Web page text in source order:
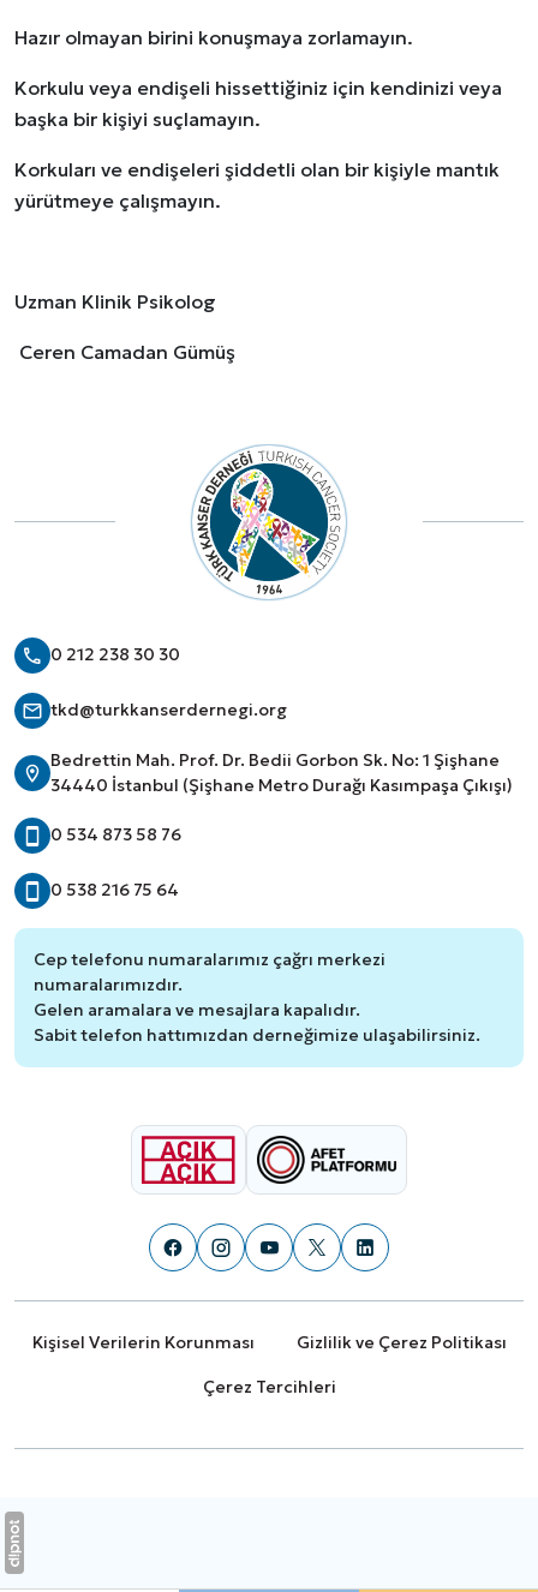
Hazır olmayan birini konuşmaya zorlamayın.
Korkulu veya endişeli hissettiğiniz için kendinizi veya
başka bir kişiyi suçlamayın.
Korkuları ve endişeleri şiddetli olan bir kişiyle mantık
yürütmeye çalışmayın.
Uzman Klinik Psikolog
Ceren Camadan Gümüş
0 212 238 30 30
tkd@turkkanserdernegi.org
Bedrettin Mah. Prof. Dr. Bedii Gorbon Sk. No: 1 Şişhane
34440 İstanbul (Şişhane Metro Durağı Kasımpaşa Çıkışı)
0 534 873 58 76
0 538 216 75 64
Cep telefonu numaralarımız çağrı merkezi
numaralarımızdır.
Gelen aramalara ve mesajlara kapalıdır.
Sabit telefon hattımızdan derneğimize ulaşabilirsiniz.
Kişisel Verilerin Korunması Gizlilik ve Çerez Politikası
Çerez Tercihleri